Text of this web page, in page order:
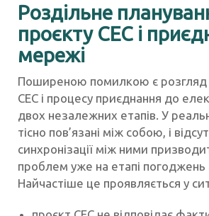
Роздільне
проєкту СЕС і
мережі
Поширеною помилкою є розгляд
СЕС і процесу приєднання до
двох незалежних етапів. У
тісно пов’язані між собою, і
синхронізації між ними
проблем уже на етапі погоджень
Найчастіше це проявляється у